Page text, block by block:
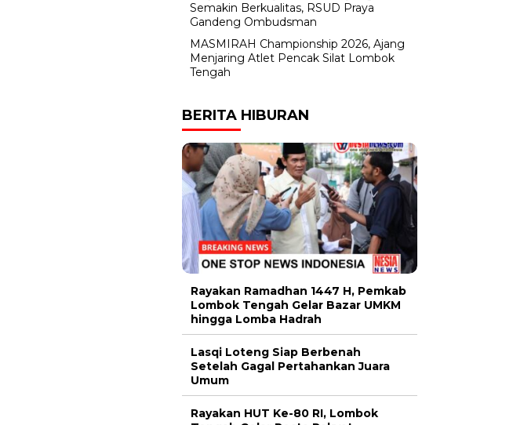
Semakin Berkualitas, RSUD Praya
Gandeng Ombudsman
MASMIRAH Championship 2026, Ajang
Menjaring Atlet Pencak Silat Lombok
Tengah
BERITA HIBURAN
Rayakan Ramadhan 1447 H, Pemkab
Lombok Tengah Gelar Bazar UMKM
hingga Lomba Hadrah
Lasqi Loteng Siap Berbenah
Setelah Gagal Pertahankan Juara
Umum
Rayakan HUT Ke-80 RI, Lombok